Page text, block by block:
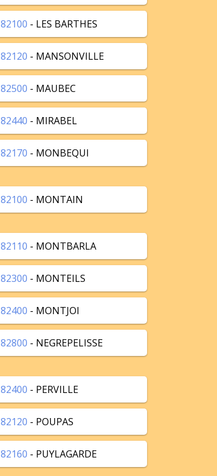
82100 - LES BARTHES
82120 - MANSONVILLE
82500 - MAUBEC
82440 - MIRABEL
82170 - MONBEQUI
82100 - MONTAIN
82110 - MONTBARLA
82300 - MONTEILS
82400 - MONTJOI
82800 - NEGREPELISSE
82400 - PERVILLE
82120 - POUPAS
82160 - PUYLAGARDE